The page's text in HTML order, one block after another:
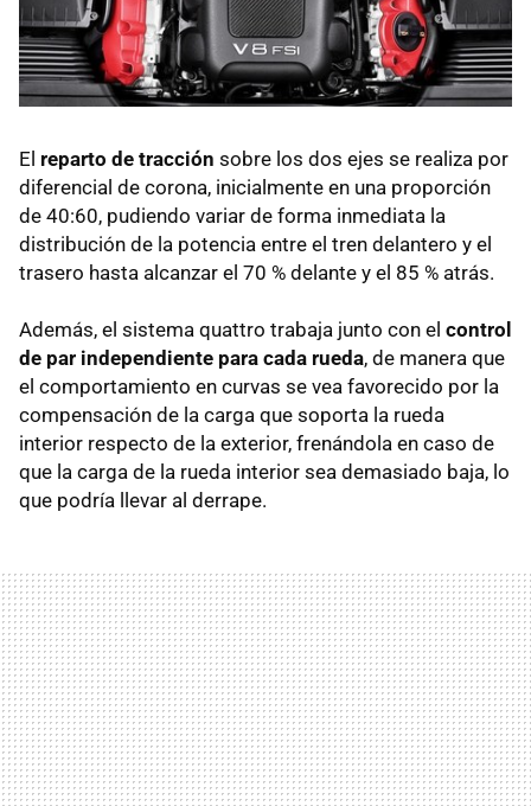
El reparto de tracción sobre los dos ejes se realiza por
diferencial de corona, inicialmente en una proporción
de 40:60, pudiendo variar de forma inmediata la
distribución de la potencia entre el tren delantero y el
trasero hasta alcanzar el 70 % delante y el 85 % atrás.
Además, el sistema quattro trabaja junto con el control
de par independiente para cada rueda, de manera que
el comportamiento en curvas se vea favorecido por la
compensación de la carga que soporta la rueda
interior respecto de la exterior, frenándola en caso de
que la carga de la rueda interior sea demasiado baja, lo
que podría llevar al derrape.